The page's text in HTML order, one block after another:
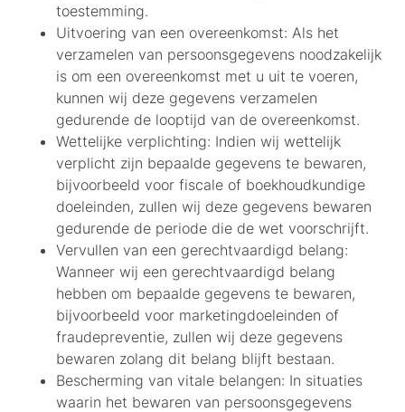
toestemming.
Uitvoering van een overeenkomst: Als het
verzamelen van persoonsgegevens noodzakelijk
is om een overeenkomst met u uit te voeren,
kunnen wij deze gegevens verzamelen
gedurende de looptijd van de overeenkomst.
Wettelijke verplichting: Indien wij wettelijk
verplicht zijn bepaalde gegevens te bewaren,
bijvoorbeeld voor fiscale of boekhoudkundige
doeleinden, zullen wij deze gegevens bewaren
gedurende de periode die de wet voorschrijft.
Vervullen van een gerechtvaardigd belang:
Wanneer wij een gerechtvaardigd belang
hebben om bepaalde gegevens te bewaren,
bijvoorbeeld voor marketingdoeleinden of
fraudepreventie, zullen wij deze gegevens
bewaren zolang dit belang blijft bestaan.
Bescherming van vitale belangen: In situaties
waarin het bewaren van persoonsgegevens